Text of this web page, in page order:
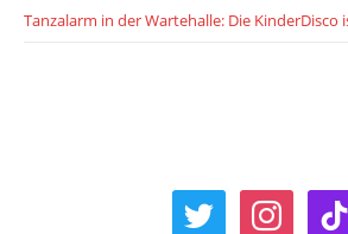
Tanzalarm in der Wartehalle: Die KinderDisco
twitter instagram tiktok